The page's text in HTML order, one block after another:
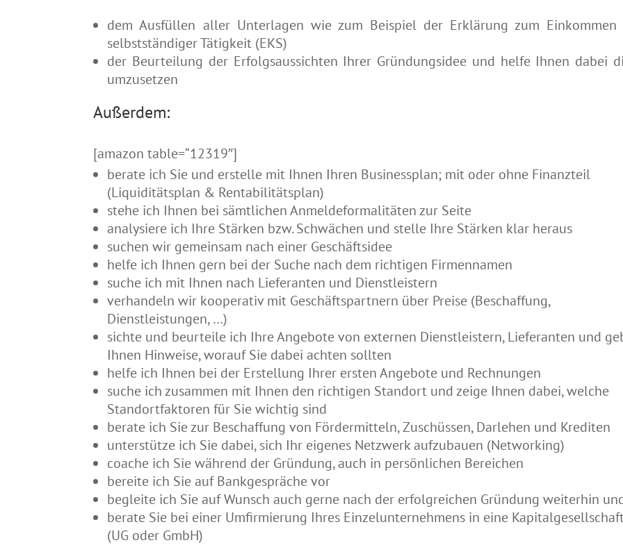
dem Ausfüllen aller Unterlagen wie zum Beispiel der Erklärung zum Einkommen
selbstständiger Tätigkeit (EKS)
der Beurteilung der Erfolgsaussichten Ihrer Gründungsidee und helfe Ihnen dabei
umzusetzen
Außerdem:
[amazon table=“12319″]
berate ich Sie und erstelle mit Ihnen Ihren Businessplan; mit oder ohne Finanzteil
(Liquiditätsplan & Rentabilitätsplan)
stehe ich Ihnen bei sämtlichen Anmeldeformalitäten zur Seite
analysiere ich Ihre Stärken bzw. Schwächen und stelle Ihre Stärken klar heraus
suchen wir gemeinsam nach einer Geschäftsidee
helfe ich Ihnen gern bei der Suche nach dem richtigen Firmennamen
suche ich mit Ihnen nach Lieferanten und Dienstleistern
verhandeln wir kooperativ mit Geschäftspartnern über Preise (Beschaffung,
Dienstleistungen, …)
sichte und beurteile ich Ihre Angebote von externen Dienstleistern, Lieferanten und
Ihnen Hinweise, worauf Sie dabei achten sollten
helfe ich Ihnen bei der Erstellung Ihrer ersten Angebote und Rechnungen
suche ich zusammen mit Ihnen den richtigen Standort und zeige Ihnen dabei, welche
Standortfaktoren für Sie wichtig sind
berate ich Sie zur Beschaffung von Fördermitteln, Zuschüssen, Darlehen und Krediten
unterstütze ich Sie dabei, sich Ihr eigenes Netzwerk aufzubauen (Networking)
coache ich Sie während der Gründung, auch in persönlichen Bereichen
bereite ich Sie auf Bankgespräche vor
begleite ich Sie auf Wunsch auch gerne nach der erfolgreichen Gründung weiterhin
berate Sie bei einer Umfirmierung Ihres Einzelunternehmens in eine
(UG oder GmbH)